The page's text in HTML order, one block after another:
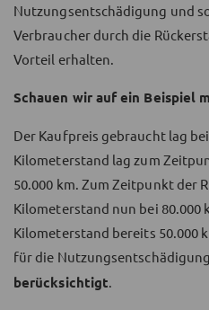
Nutzungsentschädigung und
Verbraucher durch die
Vorteil erhalten.
Schauen wir auf ein Beispiel
Der Kaufpreis gebraucht lag
Kilometerstand lag zum
50.000 km. Zum Zeitpunkt der
Kilometerstand nun bei 80.000
Kilometerstand bereits 50.000
für die Nutzungsentschädigung
berücksichtigt